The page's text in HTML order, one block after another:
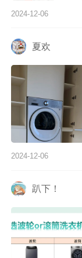
2024-12-06
夏欢
2024-12-06
趴下！